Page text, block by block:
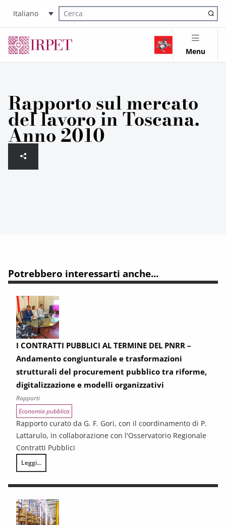
Italiano
Cerca nel sito
Menu
Rapporto sul mercato
del lavoro in Toscana.
Anno 2010
Potrebbero interessarti anche...
I CONTRATTI PUBBLICI AL TERMINE DEL PNRR –
Andamento congiunturale e trasformazioni
strutturali del procurement pubblico tra riforme,
digitalizzazione e modelli organizzativi
Rapporti
Economia pubblica
Rapporto curato da G. F. Gori, con il coordinamento di P.
Lattarulo, in collaborazione con l'Osservatorio Regionale
Contratti Pubblici
Leggi...
I CONTRATTI PUBBLICI AL TERMINE DEL PNRR – Andamento